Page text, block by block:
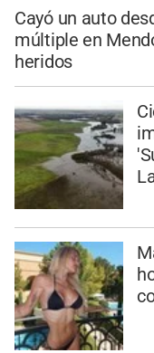
Cayó un auto
múltiple en
heridos